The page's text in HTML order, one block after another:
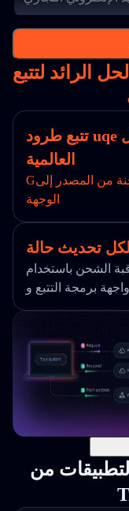
الحل الرائد لتتبع uqe في التجارة الإلكترونية
تتبع طرود uqe الخاصة بك عبر شركات النقل
العالمية
Gاوحدة المنصة لتتبع ومراقبة كل شحنة من المصدر إلى
الوجهة
تحديث حالة
الشحن باستخدام
من